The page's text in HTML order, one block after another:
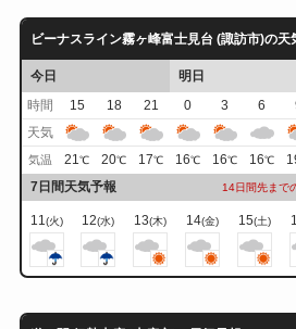
ビーナスライン霧ヶ峰富士見台 (諏訪市)の天
今日
明日
時間
15 18 21 0 3 6
天気
気温 21℃ 20℃ 17℃ 16℃ 16℃ 16℃
7日間天気予報 14日間先まで
11(火) 12(水) 13(木) 14(金) 15(土)